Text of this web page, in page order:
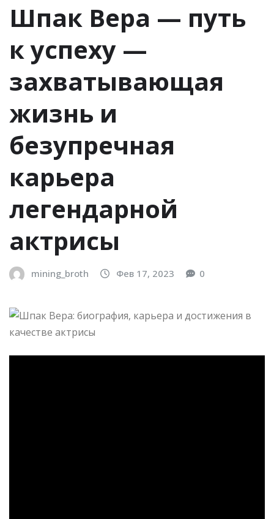
Шпак Вера — путь
к успеху —
захватывающая
жизнь и
безупречная
карьера
легендарной
актрисы
mining_broth Фев 17, 2023 0